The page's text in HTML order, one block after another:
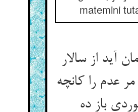
matemini
آید از سالار
عدم را کانچه